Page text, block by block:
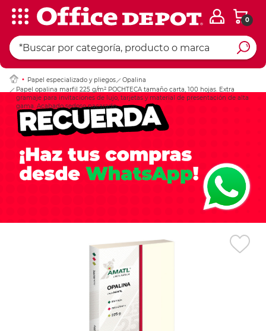
0
Papel especializado y pliegos
Opalina
Papel opalina marfil 225 g/m² POCHTECA tamaño carta, 100 hojas. Extra
gramaje para invitaciones de lujo, tarjetas y material de presentación de alta
gama. Acabado sedoso nacarado.
Ingresar Codigo